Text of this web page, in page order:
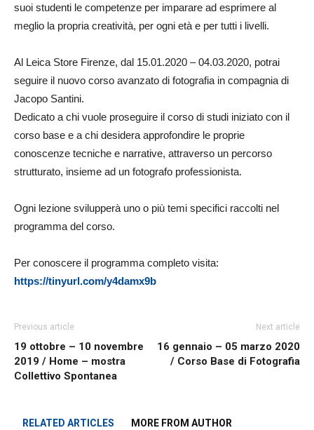
suoi studenti le competenze per imparare ad esprimere al
meglio la propria creatività, per ogni età e per tutti i livelli.
Al Leica Store Firenze, dal 15.01.2020 – 04.03.2020, potrai
seguire il nuovo corso avanzato di fotografia in compagnia di
Jacopo Santini.
Dedicato a chi vuole proseguire il corso di studi iniziato con il
corso base e a chi desidera approfondire le proprie
conoscenze tecniche e narrative, attraverso un percorso
strutturato, insieme ad un fotografo professionista.
Ogni lezione svilupperà uno o più temi specifici raccolti nel
programma del corso.
Per conoscere il programma completo visita:
https://tinyurl.com/y4damx9b
Previous article
19 ottobre – 10 novembre
2019 / Home – mostra
Collettivo Spontanea
Next article
16 gennaio – 05 marzo 2020
/ Corso Base di Fotografia
RELATED ARTICLES MORE FROM AUTHOR